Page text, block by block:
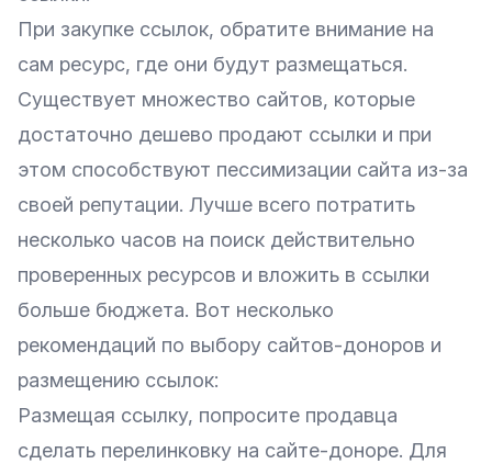
При закупке ссылок, обратите внимание на
сам ресурс, где они будут размещаться.
Существует множество сайтов, которые
достаточно дешево продают ссылки и при
этом способствуют пессимизации сайта из-за
своей репутации. Лучше всего потратить
несколько часов на поиск действительно
проверенных ресурсов и вложить в ссылки
больше бюджета. Вот несколько
рекомендаций по выбору сайтов-доноров и
размещению ссылок:
Размещая ссылку, попросите продавца
сделать перелинковку на сайте-доноре. Для